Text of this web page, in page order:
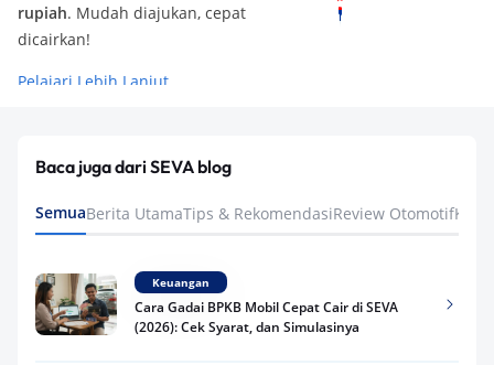
rupiah. Mudah diajukan, cepat
dicairkan!
Pelajari Lebih Lanjut
Baca juga dari SEVA blog
SemuaBerita UtamaTips & RekomendasiReview Otomotif
Keuangan
Cara Gadai BPKB Mobil Cepat Cair di SEVA
(2026): Cek Syarat, dan Simulasinya